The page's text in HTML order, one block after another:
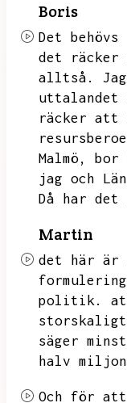
Boris
Det
det räcker
alltså.
uttalandet
räcker att
Malmö,
bor
jag och
Då har
Martin
det här är
politik.
storskaligt
säger
halv
Och för